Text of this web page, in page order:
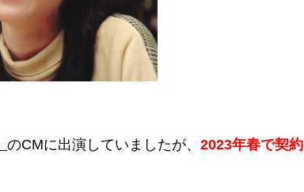
のCMに出演していましたが、 2023年春で契約